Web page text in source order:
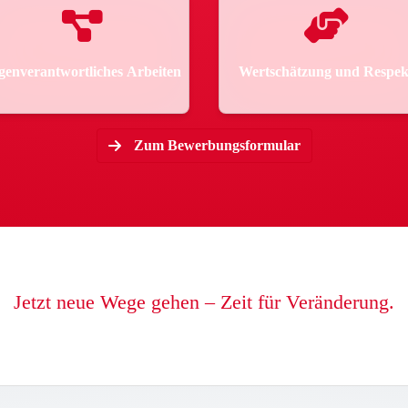
Arbeiten Wertschätzung und
Zum Bewerbungsformular
Jetzt neue Wege gehen – Zeit für Veränderung.